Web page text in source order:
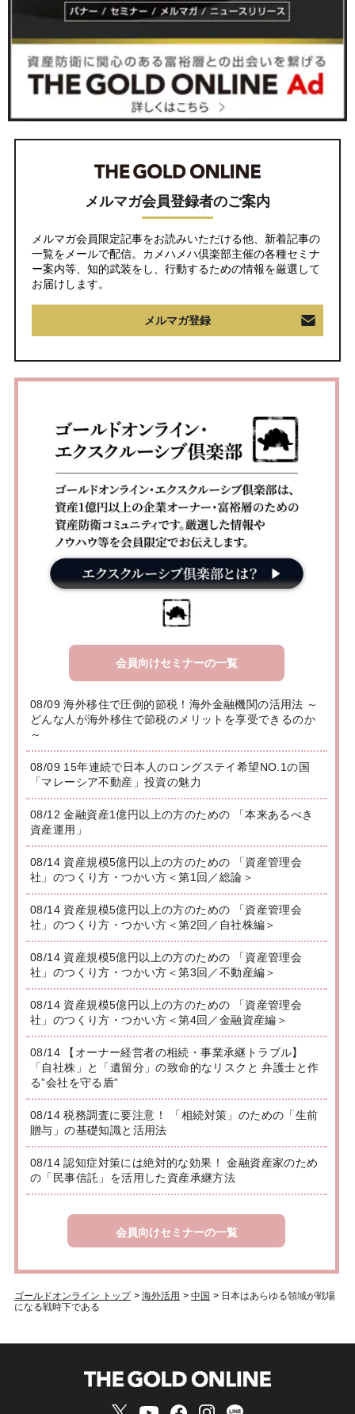
メルマガ会員登録者のご案内
メルマガ会員限定記事をお読みいただける他、新着記事の
一覧をメールで配信。カメハメハ倶楽部主催の各種セミナ
ー案内等、知的武装をし、行動するための情報を厳選して
お届けします。
メルマガ登録
会員向けセミナーの一覧
08/09 海外移住で圧倒的節税！海外金融機関の活用法 ～
どんな人が海外移住で節税のメリットを享受できるのか
～
08/09 15年連続で日本人のロングステイ希望NO.1の国
「マレーシア不動産」投資の魅力
08/12 金融資産1億円以上の方のための 「本来あるべき
資産運用」
08/14 資産規模5億円以上の方のための 「資産管理会
社」のつくり方・つかい方＜第1回／総論＞
08/14 資産規模5億円以上の方のための 「資産管理会
社」のつくり方・つかい方＜第2回／自社株編＞
08/14 資産規模5億円以上の方のための 「資産管理会
社」のつくり方・つかい方＜第3回／不動産編＞
08/14 資産規模5億円以上の方のための 「資産管理会
社」のつくり方・つかい方＜第4回／金融資産編＞
08/14 【オーナー経営者の相続・事業承継トラブル】
「自社株」と「遺留分」の致命的なリスクと 弁護士と作
る”会社を守る盾”
08/14 税務調査に要注意！ 「相続対策」のための「生前
贈与」の基礎知識と活用法
08/14 認知症対策には絶対的な効果！ 金融資産家のため
の「民事信託」を活用した資産承継方法
会員向けセミナーの一覧
ゴールドオンライン トップ > 海外活用 > 中国 > 日本はあらゆる領域が戦場
になる戦時下である